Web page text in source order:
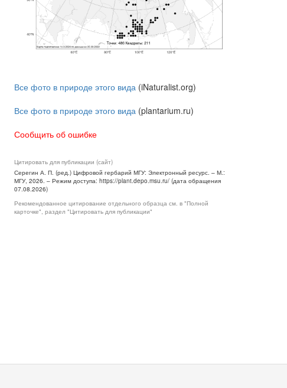
Все фото в природе этого вида (iNaturalist.org)
Все фото в природе этого вида (plantarium.ru)
Сообщить об ошибке
Цитировать для публикации (сайт)
Серегин А. П. (ред.) Цифровой гербарий МГУ: Электронный ресурс. – М.:
МГУ, 2026. – Режим доступа: https://plant.depo.msu.ru/ (дата обращения
07.08.2026)
Рекомендованное цитирование отдельного образца см. в "Полной
карточке", раздел "Цитировать для публикации"